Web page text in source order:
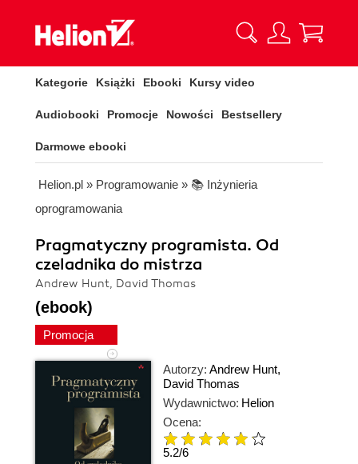
Kategorie Książki Ebooki Kursy video
Audiobooki Promocje Nowości Bestsellery
Darmowe ebooki
Helion.pl » Programowanie » 📚 Inżynieria
oprogramowania
Pragmatyczny programista. Od
czeladnika do mistrza
Andrew Hunt, David Thomas
(ebook)
Promocja
Autorzy: Andrew Hunt,
David Thomas
Wydawnictwo: Helion
Ocena:
5.2/6